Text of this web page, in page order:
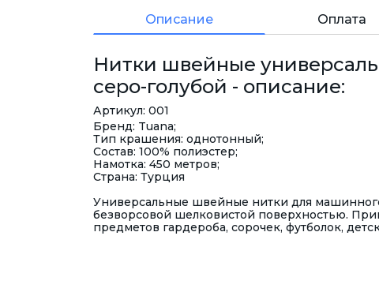
Описание Оплата
Нитки швейные
серо-голубой - описание:
Артикул: 001
Бренд: Tuana;
Тип крашения: однотонный;
Состав: 100% полиэстер;
Намотка: 450 метров;
Страна: Турция
Универсальные швейные нитки для
безворсовой шелковистой поверхностью.
предметов гардероба, сорочек, футболок,